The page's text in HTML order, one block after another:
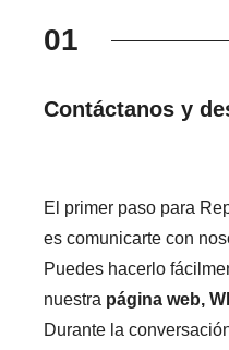
01
Contáctanos y
El primer paso para
es comunicarte con
Puedes hacerlo
nuestra página web,
Durante la